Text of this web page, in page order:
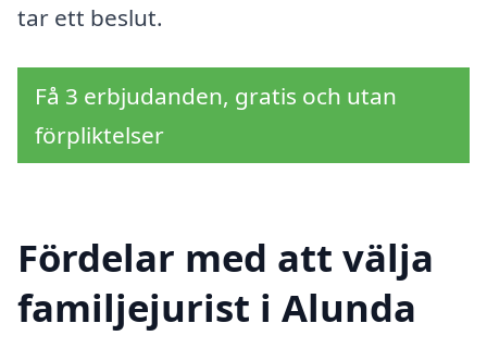
tar ett beslut.
Få 3 erbjudanden, gratis och utan
förpliktelser
Fördelar med att välja
familjejurist i Alunda